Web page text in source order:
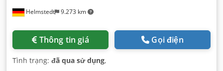
Helmstedt 9.273 km
Thông tin giá Gọi điện
Tình trạng: đã qua sử dụng,